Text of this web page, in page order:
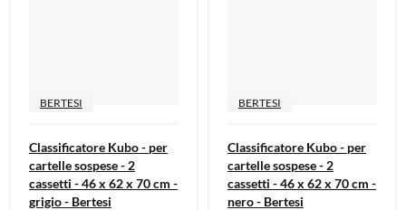
BERTESI
Classificatore Kubo - per
cartelle sospese - 2
cassetti - 46 x 62 x 70 cm -
grigio - Bertesi
BERTESI
Classificatore Kubo - per
cartelle sospese - 2
cassetti - 46 x 62 x 70 cm -
nero - Bertesi